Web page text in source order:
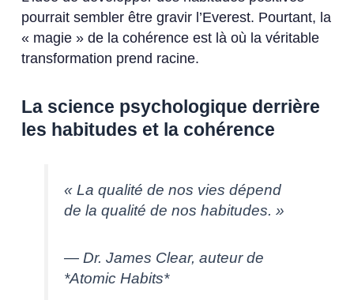
pourrait sembler être gravir l’Everest. Pourtant, la
« magie » de la cohérence est là où la véritable
transformation prend racine.
La science psychologique derrière
les habitudes et la cohérence
« La qualité de nos vies dépend
de la qualité de nos habitudes. »
— Dr. James Clear, auteur de
*Atomic Habits*